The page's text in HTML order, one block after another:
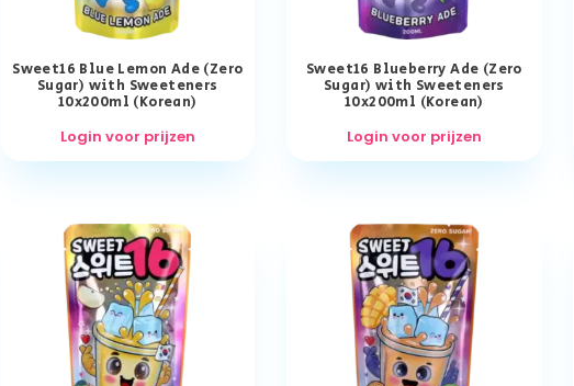
Sweet16 Blue Lemon Ade (Zero
Sugar) with Sweeteners
10x200ml (Korean)
Login voor prijzen
Sweet16 Blueberry Ade (Zero
Sugar) with Sweeteners
10x200ml (Korean)
Login voor prijzen